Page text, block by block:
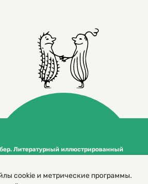
Литературный иллюстрированный
cookie и метрические программы.